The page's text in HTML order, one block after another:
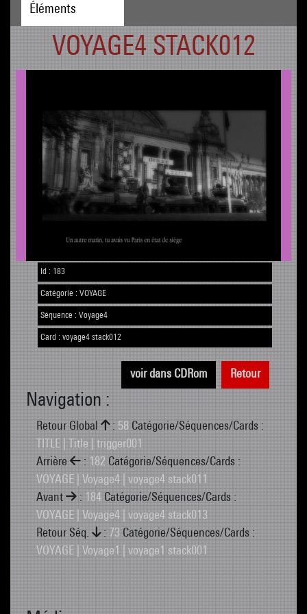
Éléments
VOYAGE4 STACK012
Id : 183
Catégorie :VOYAGE
Séquence :Voyage4
Card :voyage4 stack012
voir dans CDRom Retour
Navigation :
Retour Global : 58 Catégorie/Séquences/Cards :
TITLE | Title | trigger001
Arrière
: 182 Catégorie/Séquences/Cards :
VOYAGE | Voyage4 | voyage4 stack011
Avant
: 184 Catégorie/Séquences/Cards :
VOYAGE | Voyage4 | voyage4 stack013
Retour Séq.
: 73 Catégorie/Séquences/Cards :
VOYAGE | Voyage1 | voyage1 stack001